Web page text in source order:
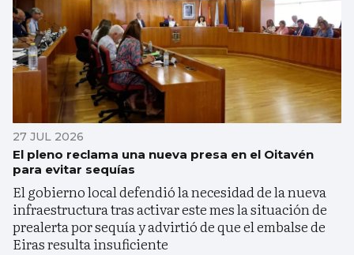
27 JUL 2026
El pleno reclama una nueva presa en el Oitavén
para evitar sequías
El gobierno local defendió la necesidad de la nueva
infraestructura tras activar este mes la situación de
prealerta por sequía y advirtió de que el embalse de
Eiras resulta insuficiente